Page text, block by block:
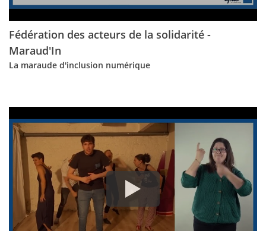
Fédération des acteurs de la solidarité -
Maraud'In
La maraude d'inclusion numérique